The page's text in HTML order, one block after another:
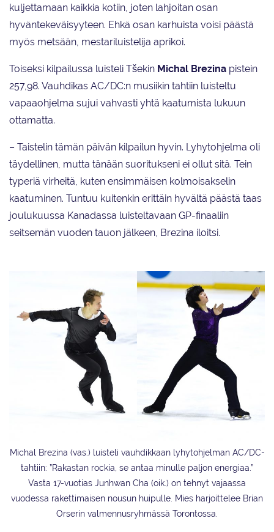
kuljettamaan kaikkia kotiin, joten lahjoitan osan
hyväntekeväisyyteen. Ehkä osan karhuista voisi päästä
myös metsään, mestariluistelija aprikoi.
Toiseksi kilpailussa luisteli Tšekin Michal Brezina pistein
257,98. Vauhdikas AC/DC:n musiikin tahtiin luisteltu
vapaaohjelma sujui vahvasti yhtä kaatumista lukuun
ottamatta.
– Taistelin tämän päivän kilpailun hyvin. Lyhytohjelma oli
täydellinen, mutta tänään suoritukseni ei ollut sitä. Tein
typeriä virheitä, kuten ensimmäisen kolmoisakselin
kaatuminen. Tuntuu kuitenkin erittäin hyvältä päästä taas
joulukuussa Kanadassa luisteltavaan GP-finaaliin
seitsemän vuoden tauon jälkeen, Brezina iloitsi.
Michal Brezina (vas.) luisteli vauhdikkaan lyhytohjelman AC/DC-
tahtiin: ”Rakastan rockia, se antaa minulle paljon energiaa.”
Vasta 17-vuotias Junhwan Cha (oik.) on tehnyt vajaassa
vuodessa rakettimaisen nousun huipulle. Mies harjoittelee Brian
Orserin valmennusryhmässä Torontossa.